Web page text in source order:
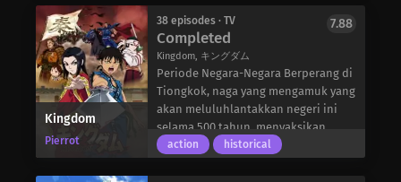
mengungkap kekuatan yang bermain
di balik layar?
memiliki pilihan lain, Kondou
bersekutu dengan Serizawa yang
sombong dan koneksinya dengan
imbalan kekuatan tempur mereka.
Meskipun membenci semua yang
diperjuangkan oleh para samurai,
Ibuki mendapati dirinya terjerat
dalam bisnis Roshigumi. Namun,
sebagai penengah resmi
Perserikatan Bangsa-Bangsa.
Tugasnya adalah menjadi
penghubung antara manusia dan
peri, meyakinkan masing-masing
pihak bahwa kedua ras dapat hidup
berdampingan dengan damai. Dia
membayangkan tugas ini akan cukup
dalam kehidupan sehari-hari, politik,
manga, dan banyak lagi. Setiap gadis
memiliki sesuatu yang baru untuk
ditambahkan ke dalam diskusi, dan
diskusinya tidak pernah berakhir di
tempat yang sama seperti saat
mereka memulainya.
Setiap gadis rakugo memiliki
Kingdom
Pierrot
38 episodes · TV
Completed
Kingdom, キングダム
7.88
Periode Negara-Negara Berperang di
Tiongkok, naga yang mengamuk yang
akan meluluhlantakkan negeri ini
selama 500 tahun, menyaksikan
banyak kerajaan yang bangkit dan
action historical